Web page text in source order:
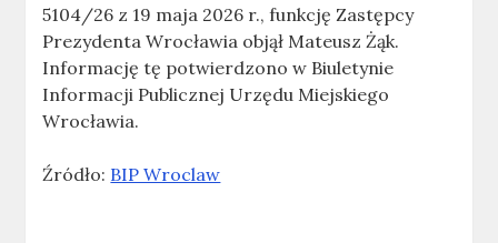
5104/26 z 19 maja 2026 r., funkcję Zastępcy
Prezydenta Wrocławia objął Mateusz Żąk.
Informację tę potwierdzono w Biuletynie
Informacji Publicznej Urzędu Miejskiego
Wrocławia.
Źródło: BIP Wroclaw